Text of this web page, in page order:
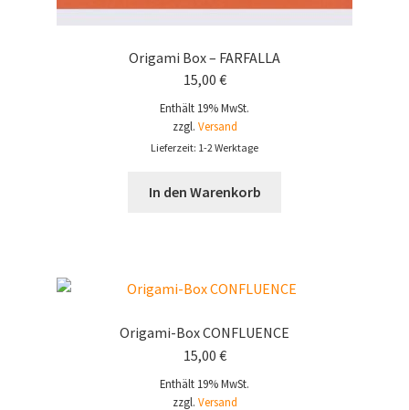
Origami Box – FARFALLA
15,00 €
Enthält 19% MwSt.
zzgl. Versand
Lieferzeit: 1-2 Werktage
In den Warenkorb
Origami-Box CONFLUENCE
15,00 €
Enthält 19% MwSt.
zzgl. Versand